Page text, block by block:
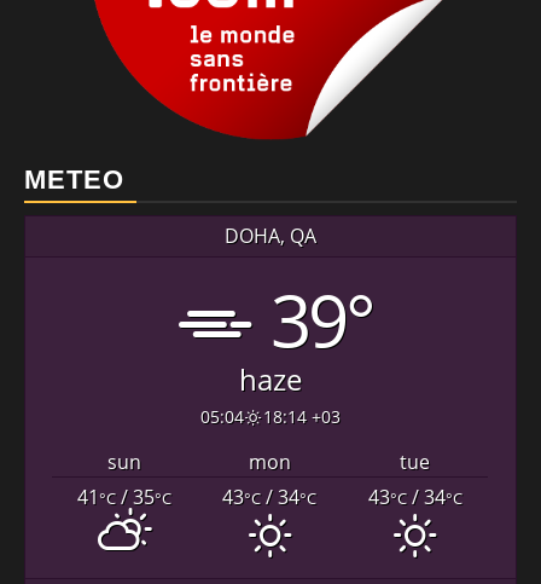
METEO
DOHA, QA
39°
haze
05:04 18:14 +03
sun mon
tue
41°C/ 35°C 43°C/ 34°C 43°C/ 34°C